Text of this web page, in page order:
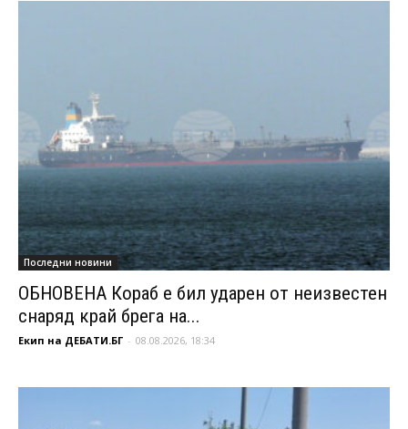
Последни новини
ОБНОВЕНА Кораб е бил ударен от неизвестен
снаряд край брега на...
Екип на ДЕБАТИ.БГ - 08.08.2026, 18:34